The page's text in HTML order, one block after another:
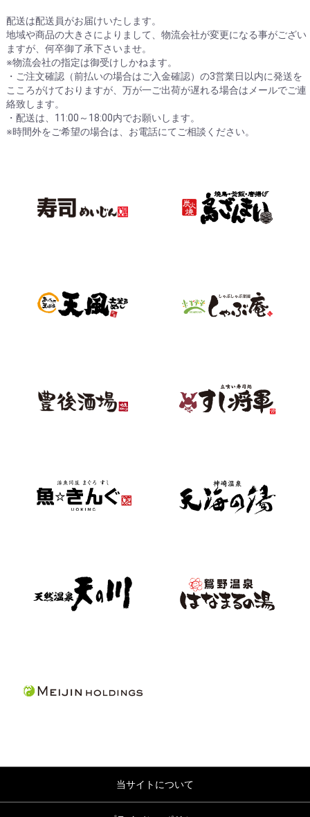
配送は配送員がお届けいたします。
地域や商品の大きさによりまして、物流会社が変更になる事がござい
ますが、何卒御了承下さいませ。
※物流会社の指定は御受けしかねます。
・ご注文確認（前払いの場合はご入金確認）の3営業日以内に発送を
こころがけておりますが、万が一ご出荷が遅れる場合はメールでご連
絡致します。
・配送は、11:00～18:00内でお願いします。
※時間外をご希望の場合は、お電話にてご相談ください。
当サイトについて